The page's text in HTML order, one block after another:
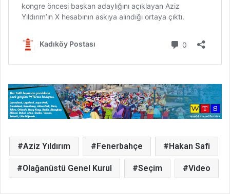
Aziz Yıldırım Fenerbahçe Hakan Safi
Olağanüstü Genel Kurul Seçim Video